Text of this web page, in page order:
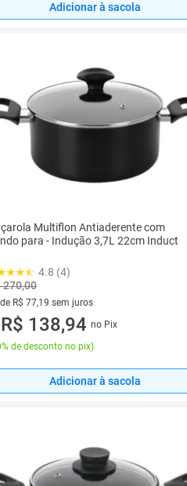
Adicionar à sacola
Multiflon Antiaderente com
para - Indução 3,7L 22cm Induct
4.8 (4)
270,00
R$ 77,19 sem juros
de R$ 77,19 sem juros
R$ 138,94 no Pix
de desconto no pix)
Adicionar à sacola